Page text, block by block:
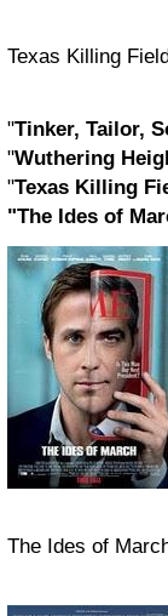
Texas Killing
"Tinker, Tailor,
"Wuthering
"Texas Killing
"The Ides of
The Ides of